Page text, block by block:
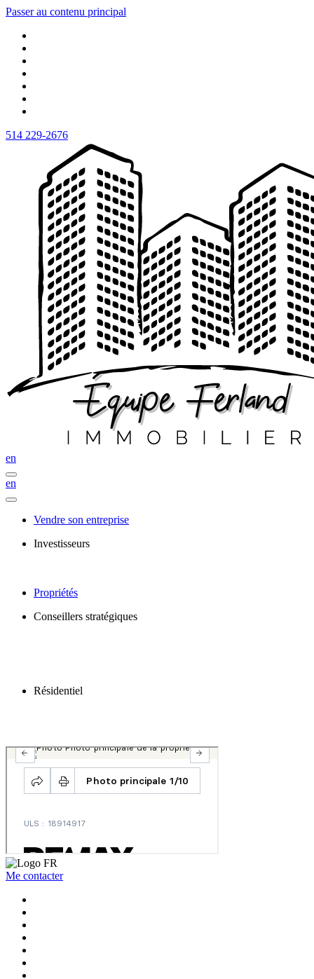
Passer au contenu principal
514 229-2676
en
en
Vendre son entreprise
Investisseurs
Propriétés
Conseillers stratégiques
Résidentiel
Me contacter